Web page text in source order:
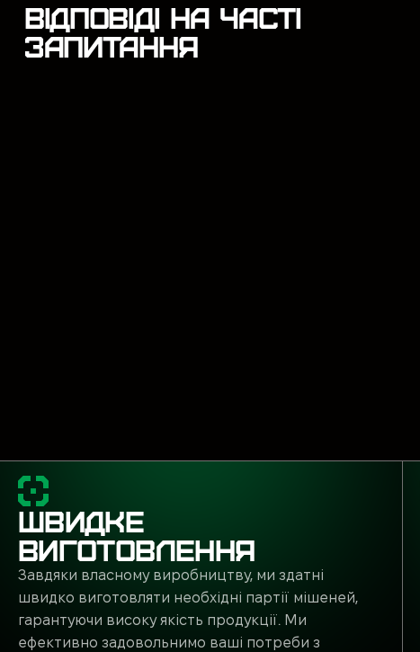
ВІДПОВІДІ НА ЧАСТІ
ЗАПИТАННЯ
ШВИДКЕ
ВИГОТОВЛЕННЯ
Завдяки власному виробництву, ми здатні
швидко виготовляти необхідні партії мішеней,
гарантуючи високу якість продукції. Ми
ефективно задовольнимо ваші потреби з